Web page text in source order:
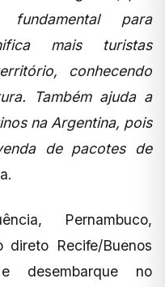
para
mais turistas
conhecendo
Também ajuda a
na Argentina, pois
de pacotes de
Pernambuco,
direto Recife/Buenos
desembarque no